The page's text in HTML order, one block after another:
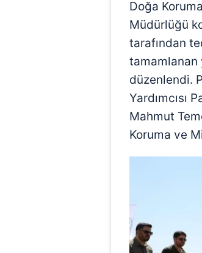
Doğa
Müdürlüğü
tarafından
tamamlanan
düzenlendi.
Yardımcısı
Mahmut
Koruma ve